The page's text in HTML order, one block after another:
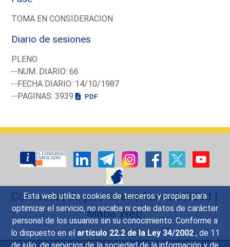
Esta web utiliza cookies de terceros y propias para
optimizar el servicio, no recaba ni cede datos de carácter
personal de los usuarios sin su conocimiento. Conforme a
lo dispuesto en el artículo 22.2 de la Ley 34/2002 , de 11
TOMA EN CONSIDERACION
Diario de sesiones
PLENO
--NUM. DIARIO: 66
--FECHA DIARIO: 14/10/1987
--PAGINAS: 3939
PDF
Contacto|Sugerencias|Accesibilidad |
Mapa Web